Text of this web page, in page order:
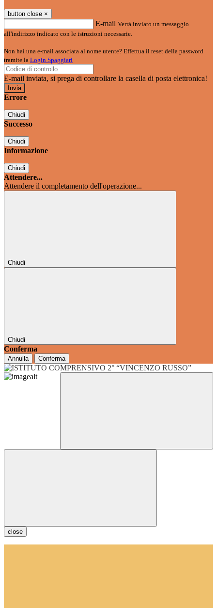
button close ×
E-mail Verrà inviato un messaggio
all'indirizzo indicato con le istruzioni necessarie.
Non hai una e-mail associata al nome utente? Effettua il reset della password
tramite la Login Spaggiari
E-mail inviata, si prega di controllare la casella di posta elettronica!
Errore
Chiudi
Successo
Chiudi
Informazione
Chiudi
Attendere...
Attendere il completamento dell'operazione...
Chiudi
Chiudi
Conferma
Annulla Conferma
close